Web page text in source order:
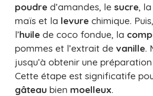
poudre d’amandes, le sucre, la
maïs et la levure chimique.
l’huile de coco fondue, la
pommes et l’extrait de vanille.
jusqu’à obtenir une
Cette étape est significatife
gâteau bien moelleux.